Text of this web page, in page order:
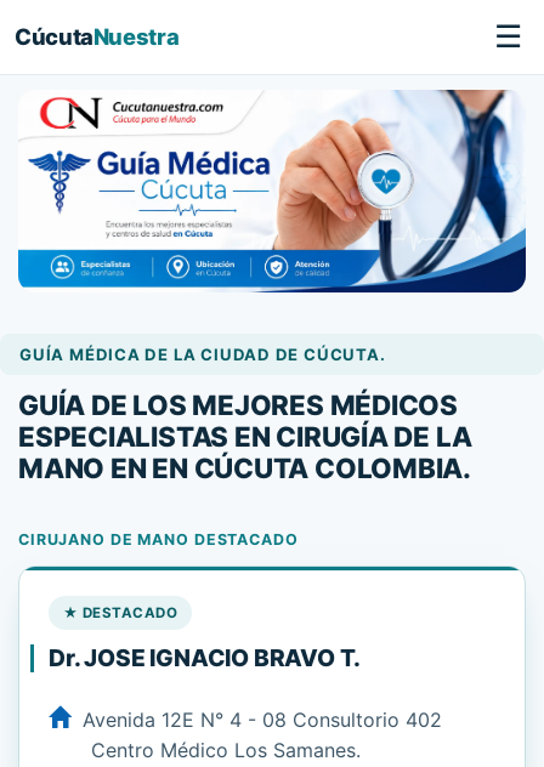
CúcutaNuestra ☰
GUÍA MÉDICA DE LA CIUDAD DE CÚCUTA.
GUÍA DE LOS MEJORES MÉDICOS
ESPECIALISTAS EN CIRUGÍA DE LA
MANO EN EN CÚCUTA COLOMBIA.
CIRUJANO DE MANO DESTACADO
★ DESTACADO
Dr. JOSE IGNACIO BRAVO T.
Avenida 12E N° 4 - 08 Consultorio 402
Centro Médico Los Samanes.